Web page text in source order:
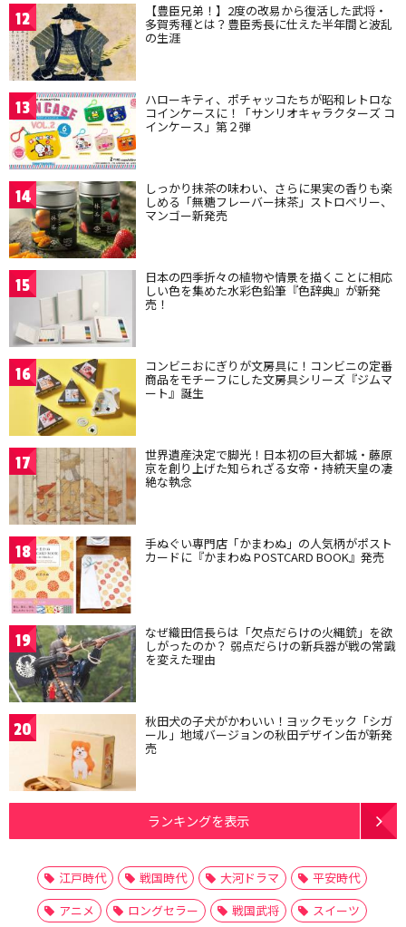
12 【豊臣兄弟！】2度の改易から復活した武将・
多賀秀種とは？豊臣秀長に仕えた半年間と波乱
の生涯
13 ハローキティ、ポチャッコたちが昭和レトロな
コインケースに！「サンリオキャラクターズ コ
インケース」第２弾
14 しっかり抹茶の味わい、さらに果実の香りも楽
しめる「無糖フレーバー抹茶」ストロベリー、
マンゴー新発売
15 日本の四季折々の植物や情景を描くことに相応
しい色を集めた水彩色鉛筆『色辞典』が新発
売！
16 コンビニおにぎりが文房具に！コンビニの定番
商品をモチーフにした文房具シリーズ『ジムマ
ート』誕生
17 世界遺産決定で脚光！日本初の巨大都城・藤原
京を創り上げた知られざる女帝・持統天皇の凄
絶な執念
18 手ぬぐい専門店「かまわぬ」の人気柄がポスト
カードに『かまわぬ POSTCARD BOOK』発売
19 なぜ織田信長らは「欠点だらけの火縄銃」を欲
しがったのか？ 弱点だらけの新兵器が戦の常識
を変えた理由
20 秋田犬の子犬がかわいい！ヨックモック「シガ
ール」地域バージョンの秋田デザイン缶が新発
売
ランキングを表示
江戸時代 戦国時代 大河ドラマ
平安時代
アニメ
ロングセラー 戦国武将
スイーツ